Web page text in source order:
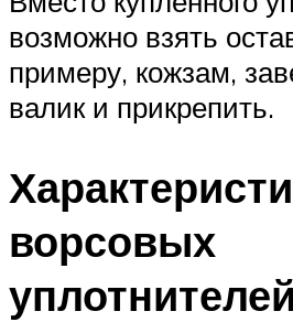
возможно взять
примеру, кожзам,
валик и прикрепить.
ворсовых